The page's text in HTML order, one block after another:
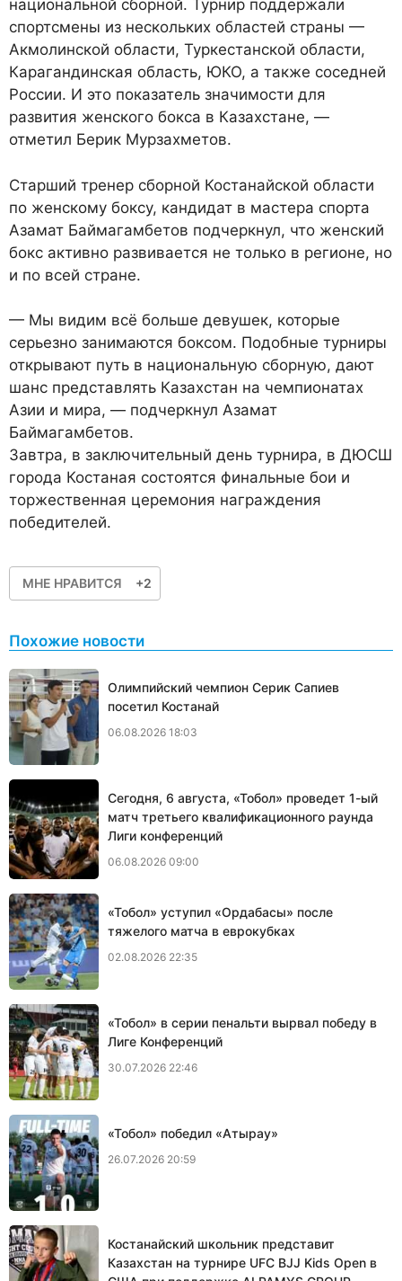
национальной сборной. Турнир поддержали
спортсмены из нескольких областей страны —
Акмолинской области, Туркестанской области,
Карагандинская область, ЮКО, а также соседней
России. И это показатель значимости для
развития женского бокса в Казахстане, —
отметил Берик Мурзахметов.
Старший тренер сборной Костанайской области
по женскому боксу, кандидат в мастера спорта
Азамат Баймагамбетов подчеркнул, что женский
бокс активно развивается не только в регионе, но
и по всей стране.
— Мы видим всё больше девушек, которые
серьезно занимаются боксом. Подобные турниры
открывают путь в национальную сборную, дают
шанс представлять Казахстан на чемпионатах
Азии и мира, — подчеркнул Азамат
Баймагамбетов.
Завтра, в заключительный день турнира, в ДЮСШ
города Костаная состоятся финальные бои и
торжественная церемония награждения
победителей.
МНЕ НРАВИТСЯ +2
Похожие новости
Олимпийский чемпион Серик Сапиев
посетил Костанай
06.08.2026 18:03
Сегодня, 6 августа, «Тобол» проведет 1-ый
матч третьего квалификационного раунда
Лиги конференций
06.08.2026 09:00
«Тобол» уступил «Ордабасы» после
тяжелого матча в еврокубках
02.08.2026 22:35
«Тобол» в серии пенальти вырвал победу в
Лиге Конференций
30.07.2026 22:46
«Тобол» победил «Атырау»
26.07.2026 20:59
Костанайский школьник представит
Казахстан на турнире UFC BJJ Kids Open в